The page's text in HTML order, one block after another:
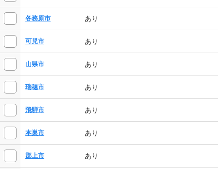
各務原市 あり
可児市 あり
山県市 あり
瑞穂市 あり
飛騨市 あり
本巣市 あり
郡上市 あり